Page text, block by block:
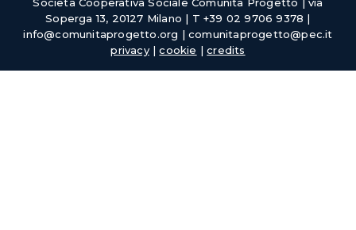
Soperga 13, 20127 Milano | T +39 02 9706 9378 |
info@comunitaprogetto.org | comunitaprogetto@pec.it
privacy|cookie |credits